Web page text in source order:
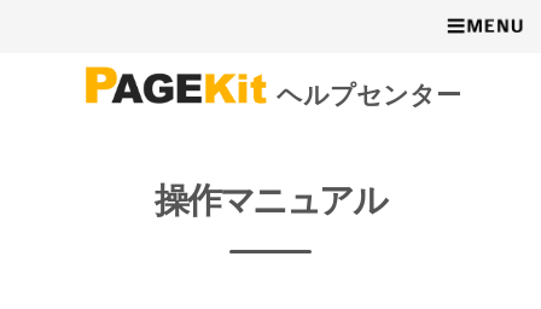
ヘルプセンター
操作マニュアル